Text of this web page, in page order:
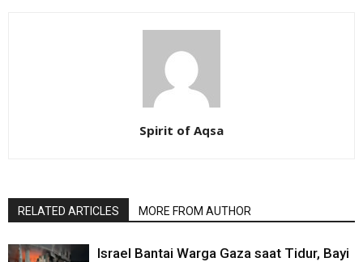
Spirit of Aqsa
RELATED ARTICLES MORE FROM AUTHOR
Israel Bantai Warga Gaza saat Tidur, Bayi